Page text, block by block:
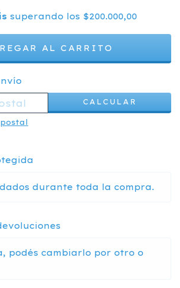
superando los $200.000,00
CP:
CALCULAR
durante toda la compra.
podés cambiarlo por otro o